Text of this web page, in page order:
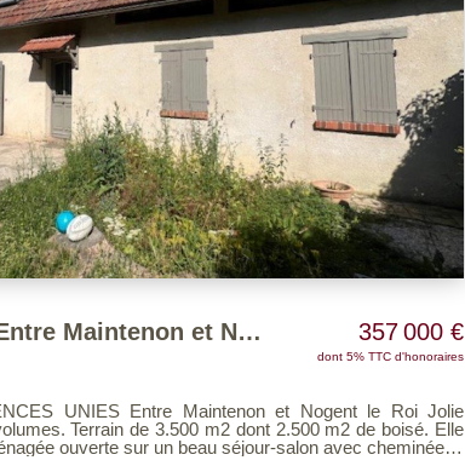
Maison ancienne Entre Maintenon et Nogent le Roi - 6 pièce(s) 190 m2 357 000 €
dont 5% TTC d'honoraires
UNIES Entre Maintenon et Nogent le Roi Jolie
Terrain de 3.500 m2 dont 2.500 m2 de boisé. Elle
ouverte sur un beau séjour-salon avec cheminée et